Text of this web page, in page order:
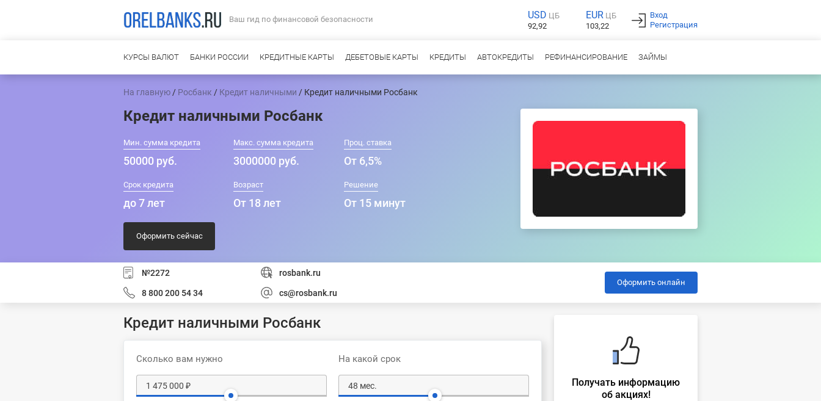
Ваш гид по финансовой безопасности USD ЦБ
92,92
EUR ЦБ
103,22
Вход
Регистрация
КУРСЫ ВАЛЮТ БАНКИ РОССИИ КРЕДИТНЫЕ КАРТЫ ДЕБЕТОВЫЕ КАРТЫ КРЕДИТЫ АВТОКРЕДИТЫ РЕФИНАНСИРОВАНИЕ ЗАЙМЫ
На главную / Росбанк / Кредит наличными / Кредит наличными Росбанк
Кредит наличными Росбанк
Мин. сумма кредита
50000 руб.
Макс. сумма кредита
3000000 руб.
Проц. ставка
От 6,5%
Срок кредита
до 7 лет
Возраст
От 18 лет
Решение
От 15 минут
Оформить сейчас
№2272 rosbank.ru
8 800 200 54 34 cs@rosbank.ru
Оформить онлайн
Кредит наличными Росбанк
Сколько вам нужно На какой срок
Получать информацию
об акциях!